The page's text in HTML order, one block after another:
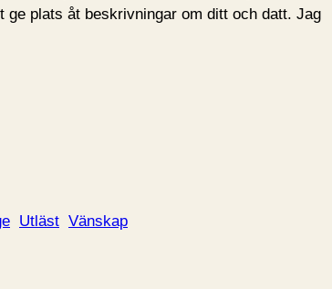
ge plats åt beskrivningar om ditt och datt. Jag
Utläst Vänskap